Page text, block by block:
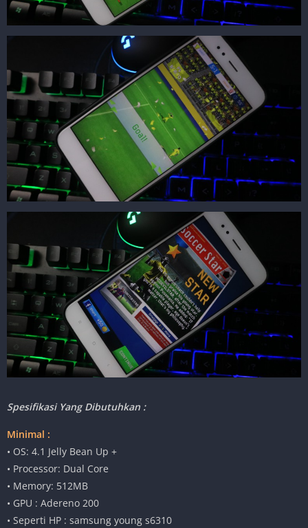
Spesifikasi Yang Dibutuhkan :
Minimal :
• OS: 4.1 Jelly Bean Up +
• Processor: Dual Core
• Memory: 512MB
• GPU : Adereno 200
• Seperti HP : samsung young s6310